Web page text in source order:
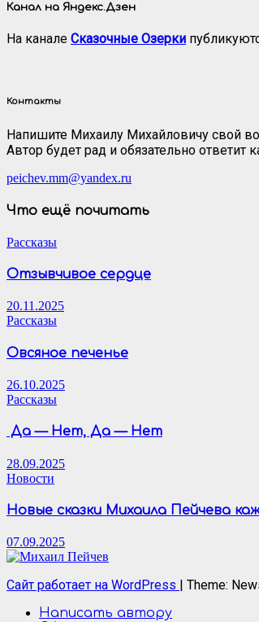
Канал на Яндекс.Дзен
На канале Сказочные Озерки
Контакты
Напишите Михаилу Михайловичу свой
Автор будет рад и обязательно ответит
peichev.mm@yandex.ru
Что ещё почитать
Рассказы
Отзывчивое сердце
20.11.2025
Рассказы
Овсяное печенье
26.10.2025
Рассказы
Да — Нет, Да — Нет
28.09.2025
Новости
Новые сказки Михаила Пейчева
07.09.2025
Сайт работает на WordPress | Theme:
Написать автору